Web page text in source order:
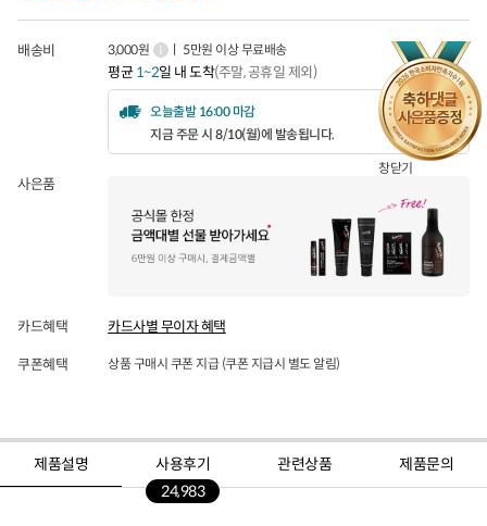
창닫기
배송비 3,000원 ㅣ 5만원 이상 무료배송
평균1~2일 내 도착(주말, 공휴일 제외)
오늘출발 16:00 마감
지금 주문 시 8/10(월)에 발송됩니다.
사은품
카드혜택 카드사별 무이자 혜택
쿠폰혜택 상품 구매시 쿠폰 지급 (쿠폰 지급시 별도 알림)
제품설명
사용후기
24,983
관련상품 제품문의